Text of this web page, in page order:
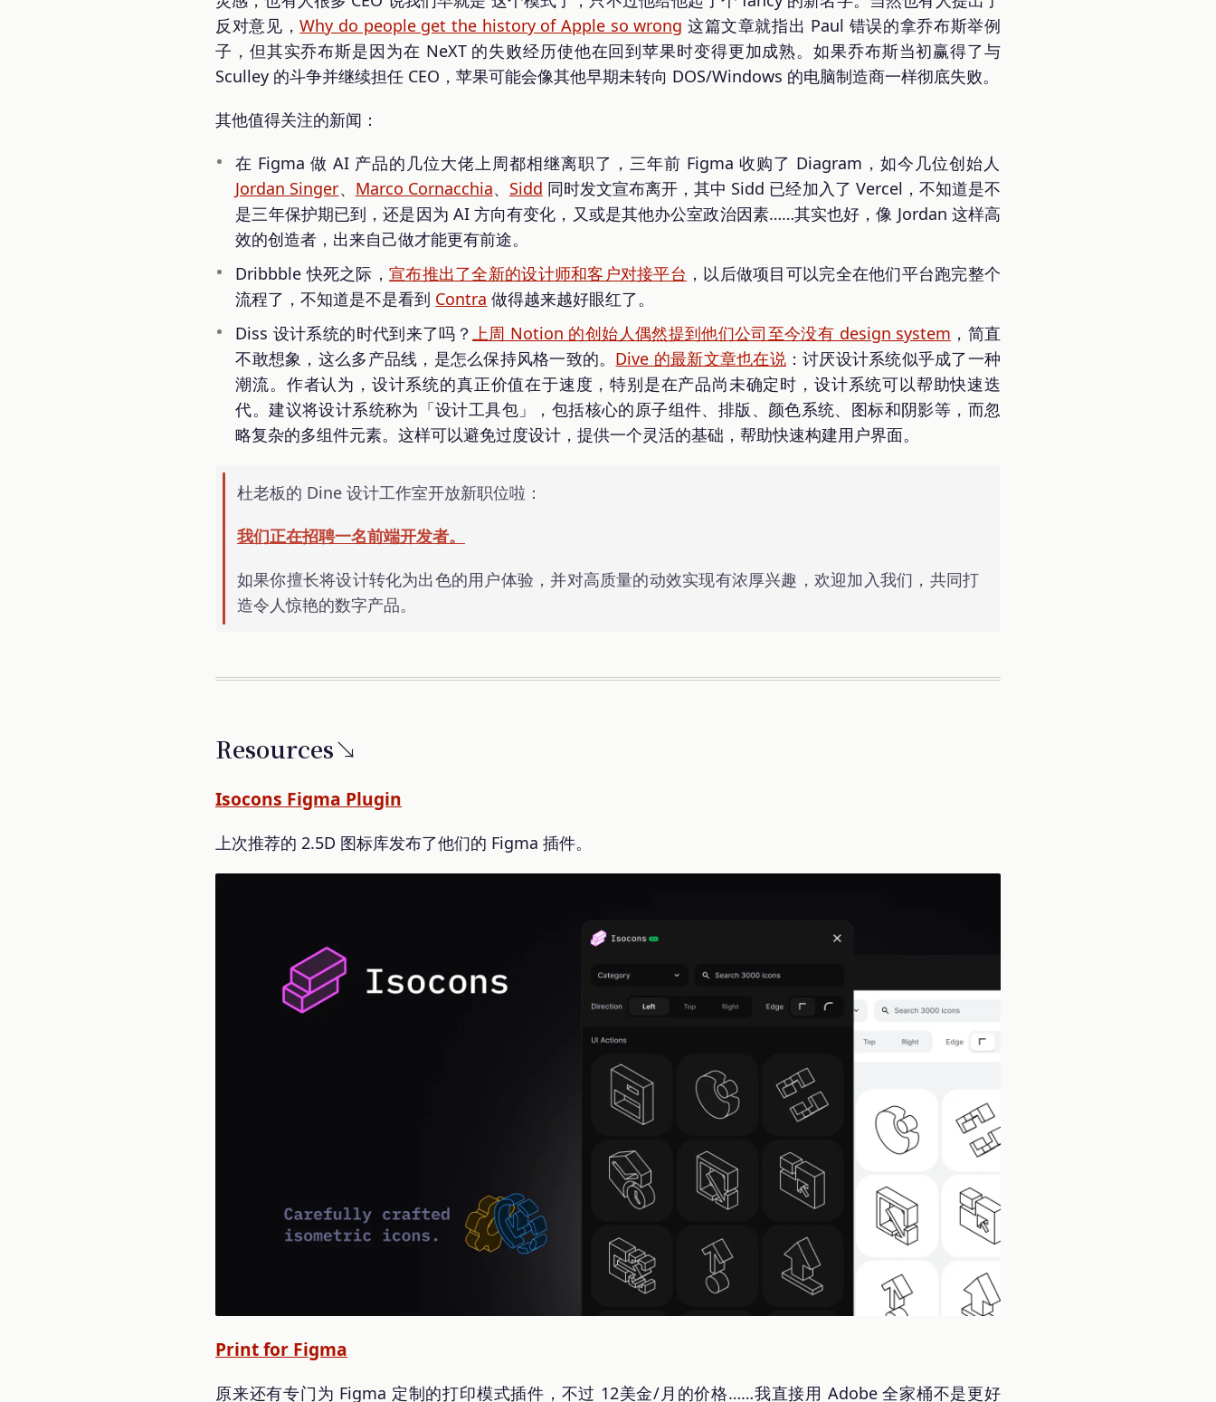
反对意见，Why do people get the history of Apple so wrong 这篇文章就指出 Paul 错误的拿乔布斯举例
子，但其实乔布斯是因为在 NeXT 的失败经历使他在回到苹果时变得更加成熟。如果乔布斯当初赢得了与
Sculley 的斗争并继续担任 CEO，苹果可能会像其他早期未转向 DOS/Windows 的电脑制造商一样彻底失败。
其他值得关注的新闻：
在 Figma 做 AI 产品的几位大佬上周都相继离职了，三年前 Figma 收购了 Diagram，如今几位创始人
Jordan Singer、 Marco Cornacchia、 Sidd 同时发文宣布离开，其中 Sidd 已经加入了 Vercel，不知道是不
是三年保护期已到，还是因为 AI 方向有变化，又或是其他办公室政治因素……其实也好，像 Jordan 这样高
效的创造者，出来自己做才能更有前途。
Dribbble 快死之际，宣布推出了全新的设计师和客户对接平台 ，以后做项目可以完全在他们平台跑完整个
流程了，不知道是不是看到 Contra 做得越来越好眼红了。
Diss 设计系统的时代到来了吗？ 上周 Notion 的创始人偶然提到他们公司至今没有 design system ，简直
不敢想象，这么多产品线，是怎么保持风格一致的。 Dive 的最新文章也在说：讨厌设计系统似乎成了一种
潮流。作者认为，设计系统的真正价值在于速度，特别是在产品尚未确定时，设计系统可以帮助快速迭
代。建议将设计系统称为「设计工具包」，包括核心的原子组件、排版、颜色系统、图标和阴影等，而忽
略复杂的多组件元素。这样可以避免过度设计，提供一个灵活的基础，帮助快速构建用户界面。
杜老板的 Dine 设计工作室开放新职位啦：
我们正在招聘一名前端开发者。
如果你擅长将设计转化为出色的用户体验，并对高质量的动效实现有浓厚兴趣，欢迎加入我们，共同打
造令人惊艳的数字产品。
Resources↘
Isocons Figma Plugin
上次推荐的 2.5D 图标库发布了他们的 Figma 插件。
Print for Figma
原来还有专门为 Figma 定制的打印模式插件，不过 12美金/月的价格……我直接用 Adobe 全家桶不是更好